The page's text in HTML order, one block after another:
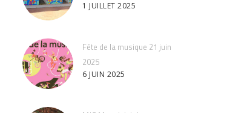
1 JUILLET 2025
Fête de la musique 21 juin
2025
6 JUIN 2025